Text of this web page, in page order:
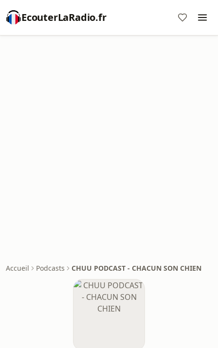
EcouterLaRadio.fr
Accueil Podcasts CHUU PODCAST - CHACUN SON CHIEN